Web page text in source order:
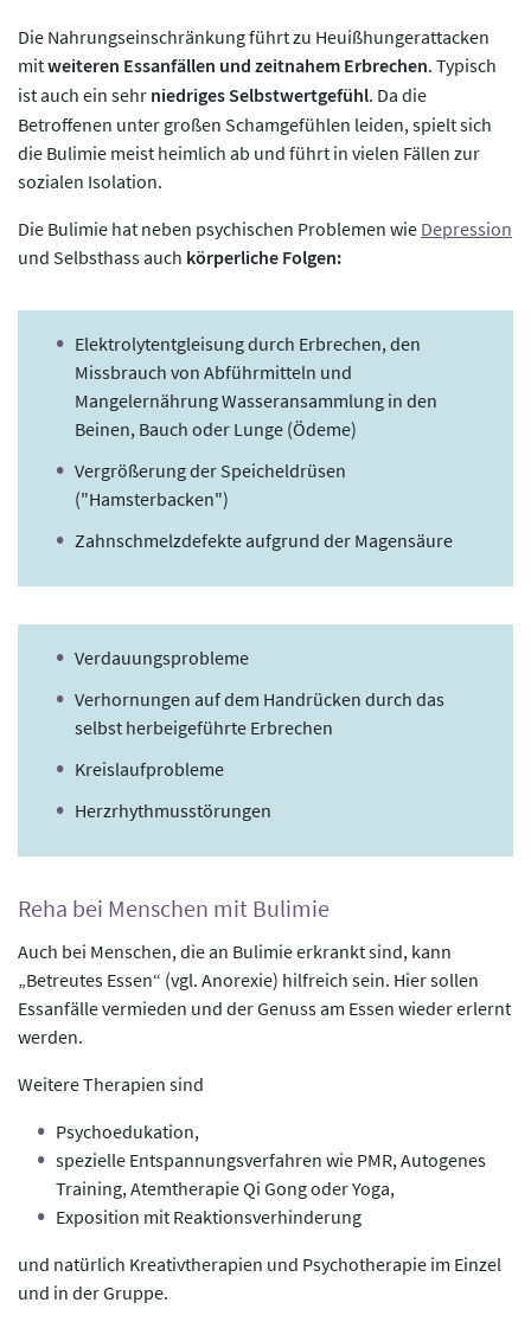
Die Nahrungseinschränkung führt zu Heuißhungerattacken
mitweiteren Essanfällen und zeitnahem Erbrechen. Typisch
ist auch ein sehr niedriges Selbstwertgefühl. Da die
Betroffenen unter großen Schamgefühlen leiden, spielt sich
die Bulimie meist heimlich ab und führt in vielen Fällen zur
sozialen Isolation.
Die Bulimie hat neben psychischen Problemen wie Depression
und Selbsthass auch körperliche Folgen:
Elektrolytentgleisung durch Erbrechen, den
Missbrauch von Abführmitteln und
Mangelernährung Wasseransammlung in den
Beinen, Bauch oder Lunge (Ödeme)
Vergrößerung der Speicheldrüsen
("Hamsterbacken")
Zahnschmelzdefekte aufgrund der Magensäure
Verdauungsprobleme
Verhornungen auf dem Handrücken durch das
selbst herbeigeführte Erbrechen
Kreislaufprobleme
Herzrhythmusstörungen
Reha bei Menschen mit Bulimie
Auch bei Menschen, die an Bulimie erkrankt sind, kann
„Betreutes Essen“ (vgl. Anorexie) hilfreich sein. Hier sollen
Essanfälle vermieden und der Genuss am Essen wieder erlernt
werden.
Weitere Therapien sind
Psychoedukation,
spezielle Entspannungsverfahren wie PMR, Autogenes
Training, Atemtherapie Qi Gong oder Yoga,
Exposition mit Reaktionsverhinderung
und natürlich Kreativtherapien und Psychotherapie im Einzel
und in der Gruppe.